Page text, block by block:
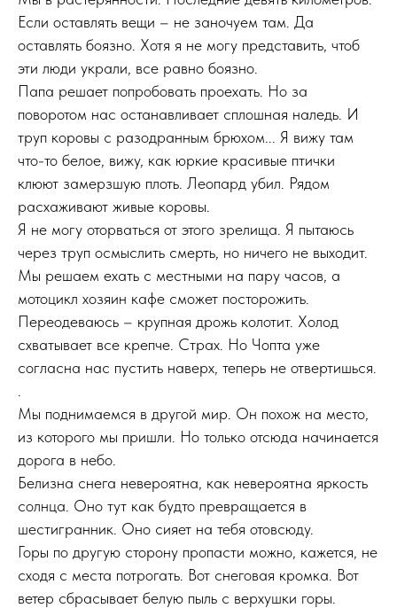
Если оставлять вещи – не заночуем там. Да
оставлять боязно. Хотя я не могу представить, чтоб
эти люди украли, все равно боязно.
Папа решает попробовать проехать. Но за
поворотом нас останавливает сплошная наледь. И
труп коровы с разодранным брюхом... Я вижу там
что-то белое, вижу, как юркие красивые птички
клюют замерзшую плоть. Леопард убил. Рядом
расхаживают живые коровы.
Я не могу оторваться от этого зрелища. Я пытаюсь
через труп осмыслить смерть, но ничего не выходит.
Мы решаем ехать с местными на пару часов, а
мотоцикл хозяин кафе сможет посторожить.
Переодеваюсь – крупная дрожь колотит. Холод
схватывает все крепче. Страх. Но Чопта уже
согласна нас пустить наверх, теперь не отвертишься.
Мы поднимаемся в другой мир. Он похож на место,
из которого мы пришли. Но только отсюда начинается
дорога в небо.
Белизна снега невероятна, как невероятна яркость
солнца. Оно тут как будто превращается в
шестигранник. Оно сияет на тебя отовсюду.
Горы по другую сторону пропасти можно, кажется, не
сходя с места потрогать. Вот снеговая кромка. Вот
ветер сбрасывает белую пыль с верхушки горы.